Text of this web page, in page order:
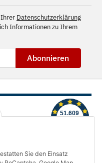
Sie den Einsatz
Datenschutzerklärung
Informationen zu Ihrem
Abonnieren